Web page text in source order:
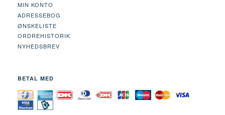
MIN KONTO
ADRESSEBOG
ØNSKELISTE
ORDREHISTORIK
NYHEDSBREV
BETAL MED